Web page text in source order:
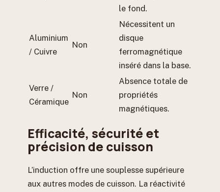
le fond.
Aluminium
/ Cuivre
Non
Nécessitent un
disque
ferromagnétique
inséré dans la base.
Verre /
Céramique
Non
Absence totale de
propriétés
magnétiques.
Efficacité, sécurité et
précision de cuisson
L’induction offre une souplesse supérieure
aux autres modes de cuisson. La réactivité